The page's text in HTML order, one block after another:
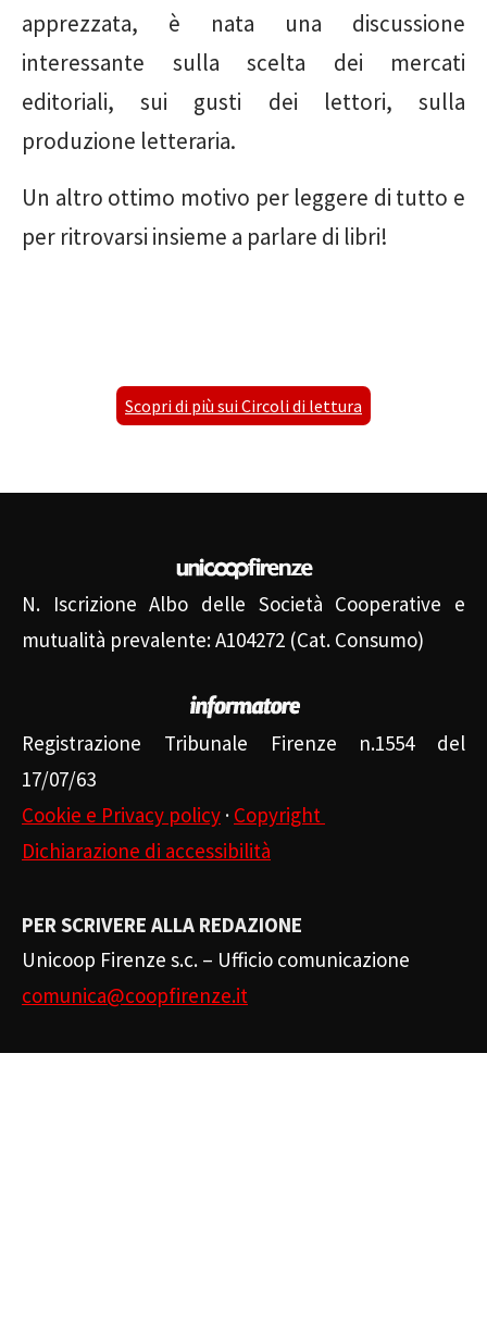
apprezzata, è nata una discussione
interessante sulla scelta dei mercati
editoriali, sui gusti dei lettori, sulla
produzione letteraria.
Un altro ottimo motivo per leggere di tutto e
per ritrovarsi insieme a parlare di libri!
Scopri di più sui Circoli di lettura
N. Iscrizione Albo delle Società Cooperative e
mutualità prevalente: A104272 (Cat. Consumo)
Registrazione Tribunale Firenze n.1554 del
17/07/63
Cookie e Privacy policy · Copyright
Dichiarazione di accessibilità
PER SCRIVERE ALLA REDAZIONE
Unicoop Firenze s.c. – Ufficio comunicazione
comunica@coopfirenze.it